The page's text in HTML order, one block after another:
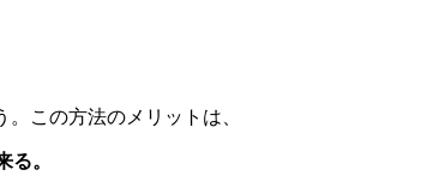
この方法のメリットは、
。